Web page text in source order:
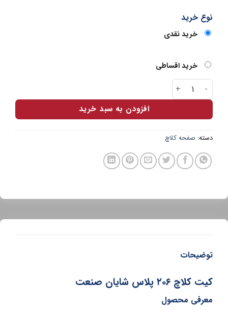
نوع خرید
خرید نقدی
خرید اقساطی
کیت کلاچ 206 پلاس شایان صنعت عدد
افزودن به سبد خرید
دسته:صفحه کلاچ
توضیحات
کیت کلاچ ۲۰۶ پلاس شایان صنعت
معرفی محصول